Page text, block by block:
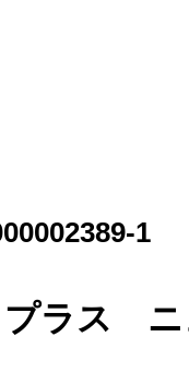
1
ラス ニ